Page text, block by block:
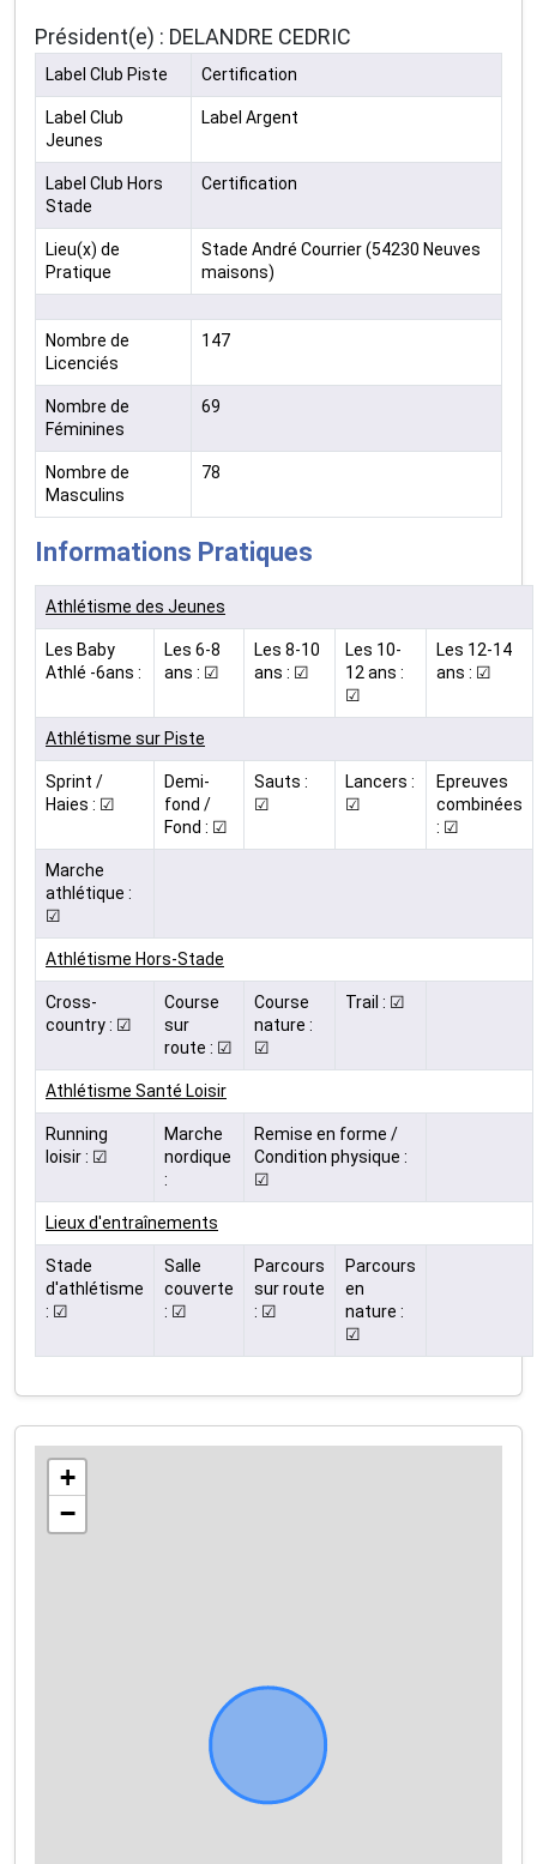
Président(e) : DELANDRE CEDRIC
Label Club Piste Certification
Label Club
Jeunes
Label Argent
Label Club Hors
Stade
Certification
Lieu(x) de
Pratique
Stade André Courrier (54230 Neuves
maisons)
Nombre de
Licenciés
147
Nombre de
Féminines
69
Nombre de
Masculins
78
Informations Pratiques
Athlétisme des Jeunes
Les Baby
Athlé -6ans :
Les 6-8
ans : ☑
Les 8-10
ans : ☑
Les 10-
12 ans :
☑
Les 12-14
ans : ☑
Athlétisme sur Piste
Sprint /
Haies : ☑
Demi-
fond /
Fond : ☑
Sauts :
☑
Lancers :
☑
Epreuves
combinées
: ☑
Marche
athlétique :
☑
Athlétisme Hors-Stade
Cross-
country : ☑
Course
sur
route : ☑
Course
nature :
☑
Trail : ☑
Athlétisme Santé Loisir
Running
loisir : ☑
Marche
nordique
:
Remise en forme /
Condition physique :
☑
Lieux d'entraînements
Stade
d'athlétisme
: ☑
Salle
couverte
: ☑
Parcours
sur route
: ☑
Parcours
en
nature :
☑
+
−